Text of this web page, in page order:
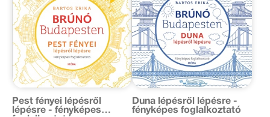
Pest fényei lépésről
lépésre - fényképes
Duna lépésről lépésre -
fényképes foglalkoztató